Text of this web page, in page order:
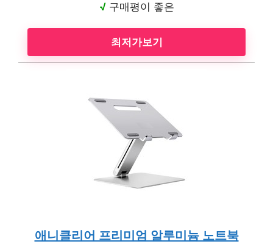
√구매평이 좋은
최저가보기
애니클리어 프리미엄 알루미늄 노트북